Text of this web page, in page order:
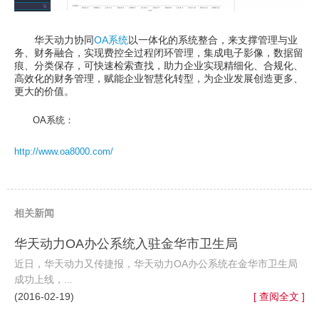
华天动力协同OA系统以一体化的系统整合，来支撑管理与业
务、财务融合，实现费控全过程闭环管理，集成电子影像，数据留
痕、分类保存，可快速检索查找，助力企业实现精细化、合规化、
高效化的财务管理，赋能企业智慧化转型，为企业发展创造更多、
更大的价值。
OA系统：
http://www.oa8000.com/
相关新闻
华天动力OA办公系统入驻金华市卫生局
近日，华天动力又传捷报，华天动力OA办公系统在金华市卫生局
成功上线，...
(2016-02-19)
[ 查阅全文 ]